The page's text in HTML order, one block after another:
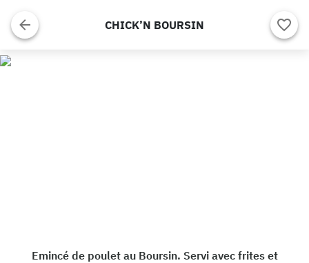
CHICK’N BOURSIN
Emincé de poulet au Boursin. Servi avec frites et